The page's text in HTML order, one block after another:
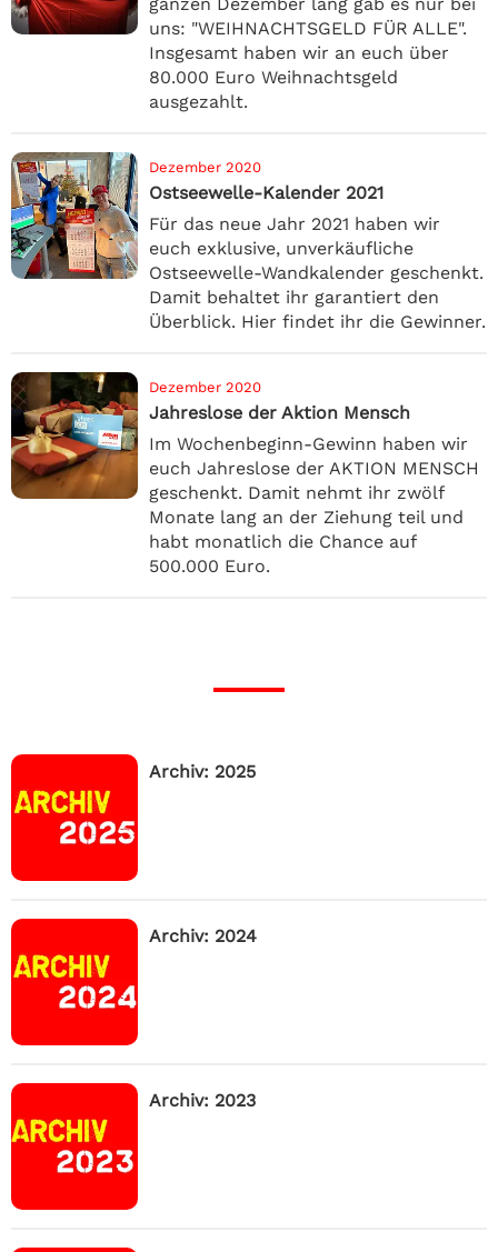
uns: "WEIHNACHTSGELD FÜR ALLE".
Insgesamt haben wir an euch über
80.000 Euro Weihnachtsgeld
ausgezahlt.
Dezember 2020
Ostseewelle-Kalender 2021
Für das neue Jahr 2021 haben wir
euch exklusive, unverkäufliche
Ostseewelle-Wandkalender geschenkt.
Damit behaltet ihr garantiert den
Überblick. Hier findet ihr die Gewinner.
Dezember 2020
Jahreslose der Aktion Mensch
Im Wochenbeginn-Gewinn haben wir
euch Jahreslose der AKTION MENSCH
geschenkt. Damit nehmt ihr zwölf
Monate lang an der Ziehung teil und
habt monatlich die Chance auf
500.000 Euro.
Archiv: 2025
Archiv: 2024
Archiv: 2023